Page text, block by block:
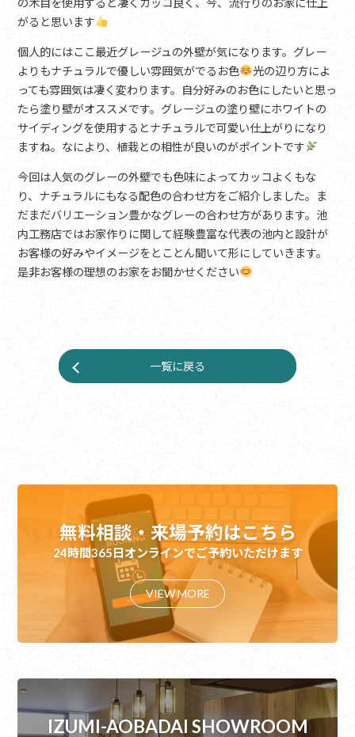
がると思います
個人的にはここ最近グレージュの外壁が気になります。グレー
よりもナチュラルで優しい雰囲気がでるお色
光の辺り方によ
っても雰囲気は凄く変わります。自分好みのお色にしたいと思っ
たら塗り壁がオススメです。グレージュの塗り壁にホワイトの
サイディングを使用するとナチュラルで可愛い仕上がりになり
ますね。なにより、植栽との相性が良いのがポイントです
今回は人気のグレーの外壁でも色味によってカッコよくもな
り、ナチュラルにもなる配色の合わせ方をご紹介しました。ま
だまだバリエーション豊かなグレーの合わせ方があります。池
内工務店ではお家作りに関して経験豊富な代表の池内と設計が
お客様の好みやイメージをとことん聞いて形にしていきます。
是非お客様の理想のお家をお聞かせください
一覧に戻る
無料相談・来場予約はこちら
24時間365日オンラインでご予約いただけます
VIEW MORE
IZUMI-AOBADAI SHOWROOM